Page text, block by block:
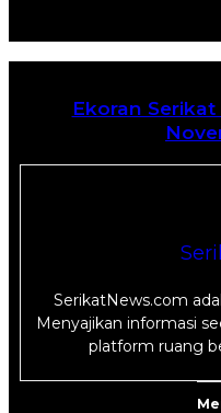
Ekoran
SerikatNews.com
Menyajikan informasi
platform ruang